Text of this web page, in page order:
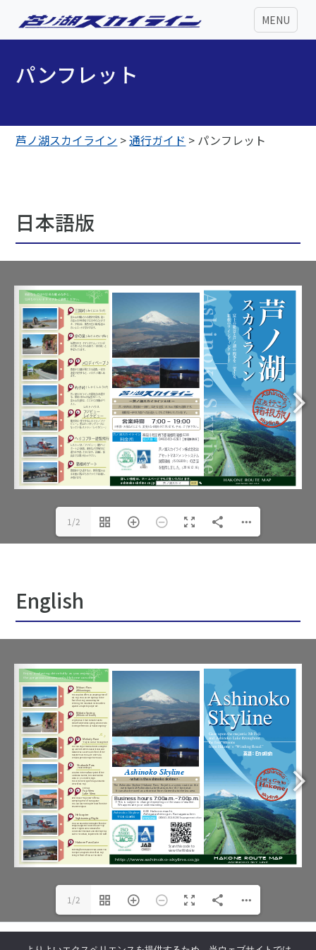
MENU
パンフレット
芦ノ湖スカイライン >通行ガイド > パンフレット
日本語版
1/2
English
1/2
© 芦ノ湖スカイライン株式会社